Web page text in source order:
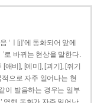
‘ㅣ[j]’에 동화되어 앞에
’로 바뀌는 현상을 말한다.
애비], [에미], [괴기], [쥐기
적으로 자주 일어나는 현
이 발음하는 경우는 일부